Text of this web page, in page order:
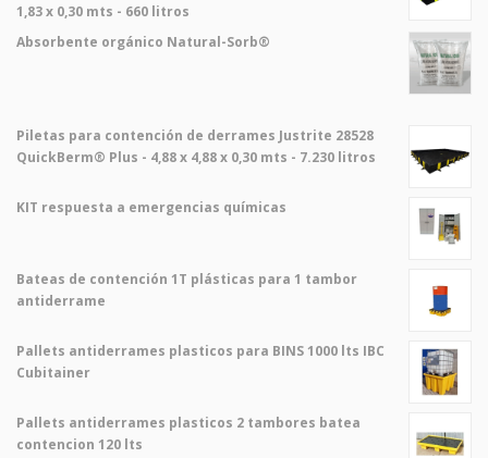
1,83 x 0,30 mts - 660 litros
Absorbente orgánico Natural-Sorb®
Piletas para contención de derrames Justrite 28528
QuickBerm® Plus - 4,88 x 4,88 x 0,30 mts - 7.230 litros
KIT respuesta a emergencias químicas
Bateas de contención 1T plásticas para 1 tambor
antiderrame
Pallets antiderrames plasticos para BINS 1000 lts IBC
Cubitainer
Pallets antiderrames plasticos 2 tambores batea
contencion 120 lts